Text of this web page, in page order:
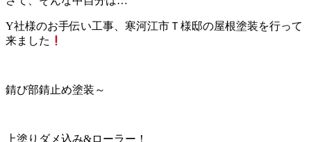
Y社様のお手伝い工事、寒河江市Ｔ様邸の屋根塗装を行って
来ました
錆び部錆止め塗装～
上塗りダメ込み&ローラー！